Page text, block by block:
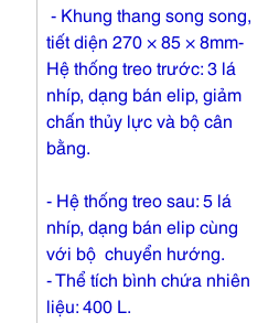
- Khung thang song song,
tiết diện 270 × 85 × 8mm-
Hệ thống treo trước: 3 lá
nhíp, dạng bán elip, giảm
chấn thủy lực và bộ cân
bằng.
- Hệ thống treo sau: 5 lá
nhíp, dạng bán elip cùng
với bộ chuyển hướng.
- Thể tích bình chứa nhiên
liệu: 400 L.